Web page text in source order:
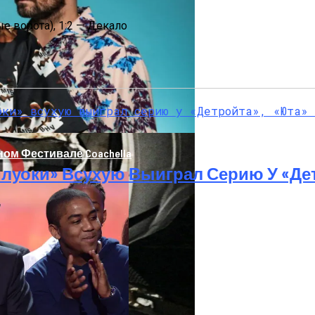
Двое Военных
Фестивале Coachella
ворота), 1:2 — Декало
Всухую Выиграл Серию У